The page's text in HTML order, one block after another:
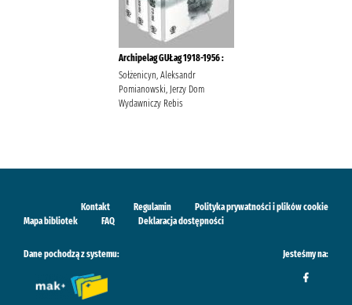
Archipelag GUŁag 1918-1956 :
Sołżenicyn, Aleksandr
Pomianowski, Jerzy Dom
Wydawniczy Rebis
Kontakt Regulamin
Polityka prywatności i plików cookie
Mapa bibliotek
FAQ Deklaracja dostępności
Dane pochodzą z systemu: Jesteśmy na: